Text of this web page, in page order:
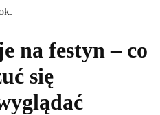
na festyn – co
się